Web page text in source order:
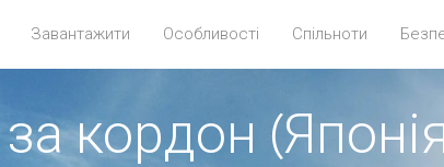
Завантажити Особливості Спільноти
кордон